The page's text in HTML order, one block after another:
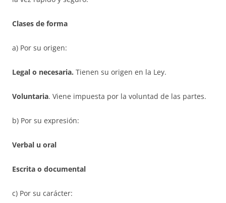
Clases de forma
a) Por su origen:
Legal o necesaria. Tienen su origen en la Ley.
Voluntaria. Viene impuesta por la voluntad de las partes.
b) Por su expresión:
Verbal u oral
Escrita o documental
c) Por su carácter: